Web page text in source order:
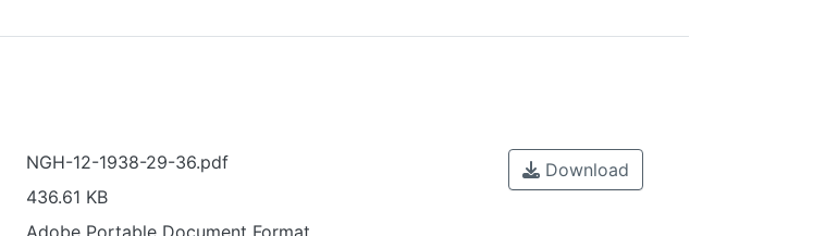
NGH-12-1938-29-36.pdf
436.61 KB
Adobe Portable Document Format
Download